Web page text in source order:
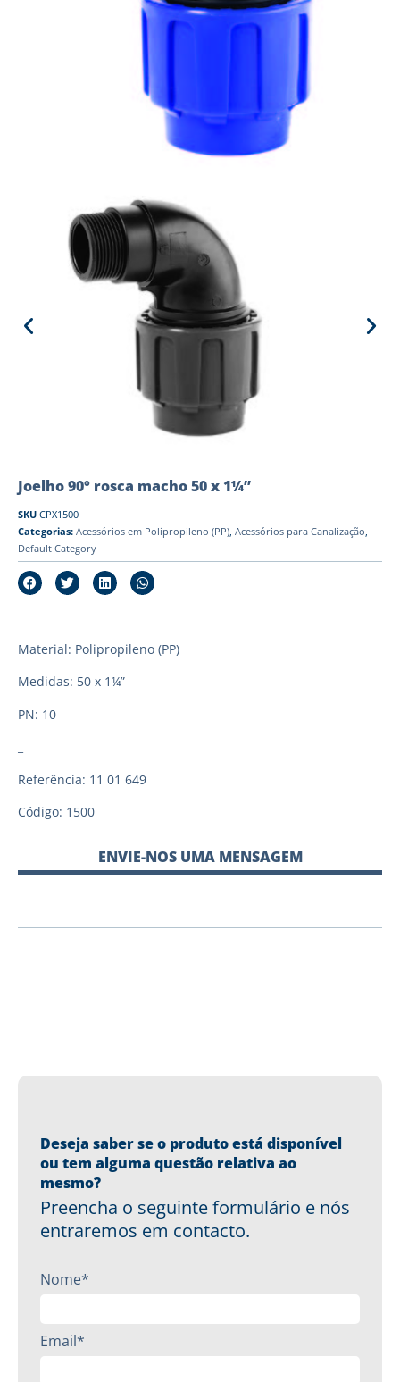
Joelho 90° rosca macho 50 x 1¼”
SKU CPX1500
Categorias: Acessórios em Polipropileno (PP), Acessórios para Canalização,
Default Category
Material: Polipropileno (PP)
Medidas: 50 x 1¼”
PN: 10
Referência: 11 01 649
Código: 1500
ENVIE-NOS UMA MENSAGEM
Deseja saber se o produto está disponível
ou tem alguma questão relativa ao
mesmo?
Preencha o seguinte formulário e nós
entraremos em contacto.
Nome*
Email*